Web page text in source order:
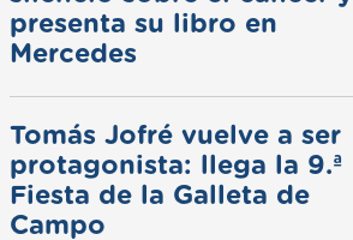
presenta su libro en
Mercedes
Tomás Jofré vuelve a ser
protagonista: llega la 9.ª
Fiesta de la Galleta de
Campo